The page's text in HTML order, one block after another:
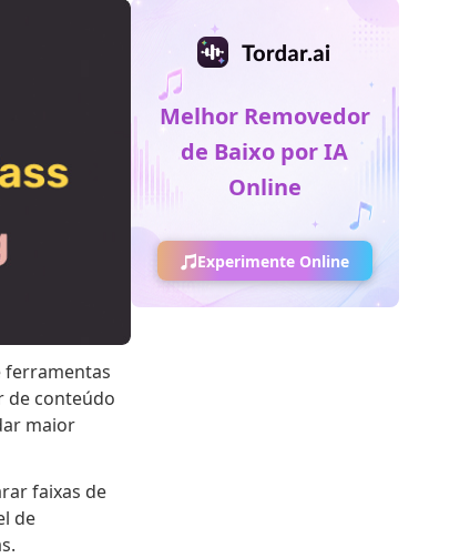
ferramentas
de conteúdo
maior
faixas de
de
Melhor Removedor
de Baixo por IA
Online
Experimente Online